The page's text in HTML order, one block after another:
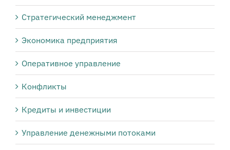
Стратегический менеджмент
Экономика предприятия
Оперативное управление
Конфликты
Кредиты и инвестиции
Управление денежными потоками